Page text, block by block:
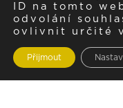
ID na tomto
odvolání
ovlivnit určité
Přijmout